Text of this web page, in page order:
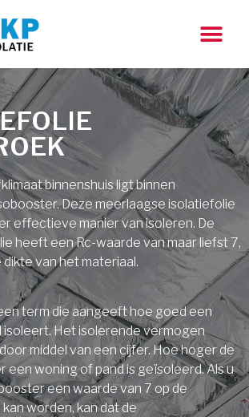
binnenshuis ligt binnen
Deze meerlaagse isolatiefolie
effectieve manier van isoleren. De
heeft een Rc-waarde van maar liefst 7,
van het materiaal.
term die aangeeft hoe goed een
isoleert. Het isolerende vermogen
middel van een cijfer. Hoe hoger de
een woning of pand is geïsoleerd. Als u
een waarde van 7 op de
worden, kan dat de